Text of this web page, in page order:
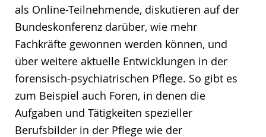
als Online-Teilnehmende, diskutieren auf der
Bundeskonferenz darüber, wie mehr
Fachkräfte gewonnen werden können, und
über weitere aktuelle Entwicklungen in der
forensisch-psychiatrischen Pflege. So gibt es
zum Beispiel auch Foren, in denen die
Aufgaben und Tätigkeiten spezieller
Berufsbilder in der Pflege wie der